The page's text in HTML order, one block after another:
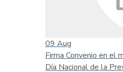
09 Aug
Firma Convenio en el
Día Nacional de la